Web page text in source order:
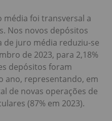
média foi transversal a
Nos novos depósitos
de juro média reduziu-se
de 2023, para 2,18%
depósitos foram
ano, representando, em
de novas operações de
(87% em 2023).